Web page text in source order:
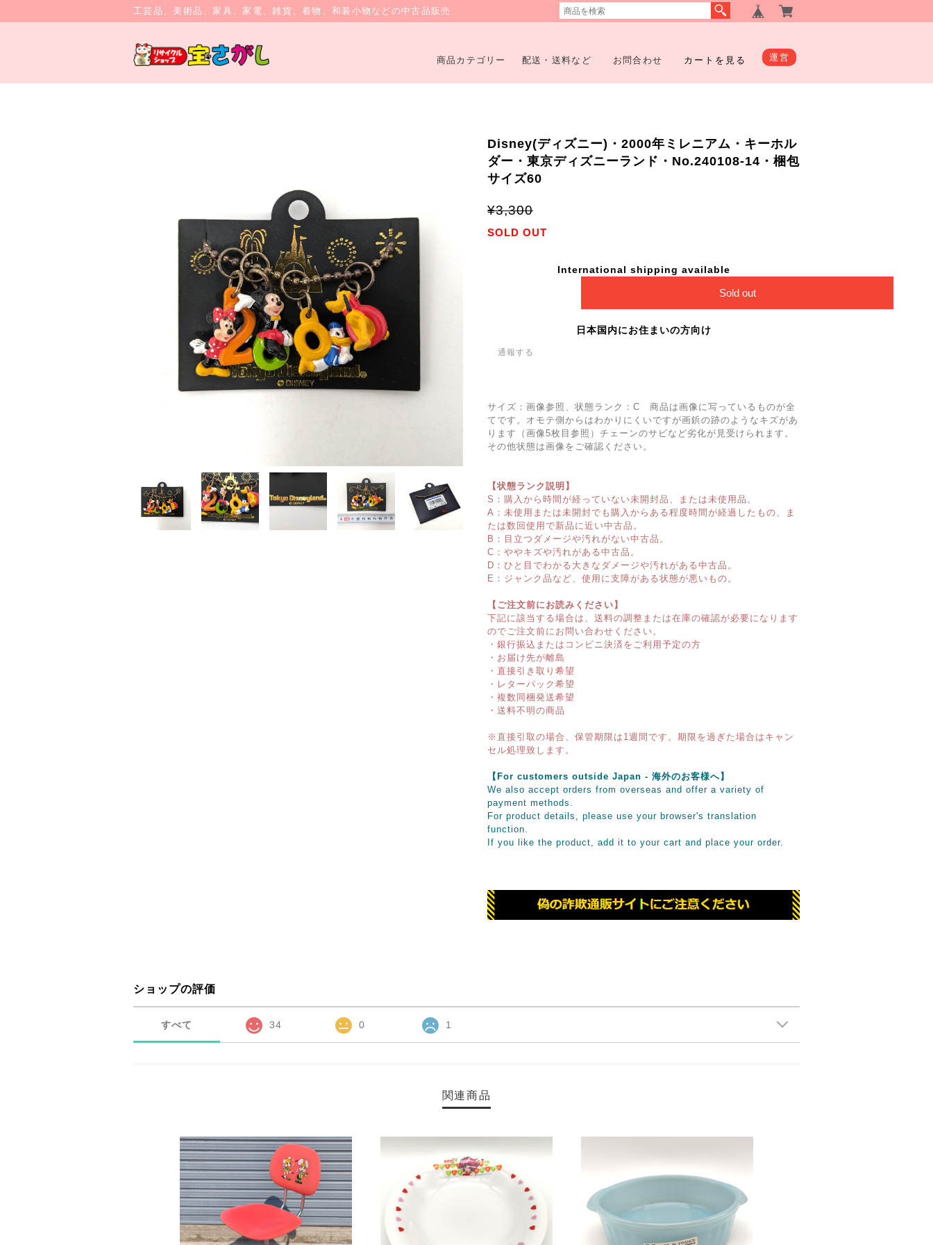
工芸品、美術品、家具、家電、雑貨、着物、和装小物などの中古品販売
商品カテゴリー 配送・送料など お問合わせ カートを見る 運営
Disney(ディズニー)・2000年ミレニアム・キーホル
ダー・東京ディズニーランド・No.240108-14・梱包
サイズ60
¥3,300
SOLD OUT
International shipping available
Sold out
日本国内にお住まいの方向け
通報する
サイズ：画像参照、状態ランク：C 商品は画像に写っているものが全
てです。オモテ側からはわかりにくいですが画鋲の跡のようなキズがあ
ります（画像5枚目参照）チェーンのサビなど劣化が見受けられます。
その他状態は画像をご確認ください。
【状態ランク説明】
S：購入から時間が経っていない未開封品、または未使用品。
A：未使用または未開封でも購入からある程度時間が経過したもの、ま
たは数回使用で新品に近い中古品。
B：目立つダメージや汚れがない中古品。
C：ややキズや汚れがある中古品。
D：ひと目でわかる大きなダメージや汚れがある中古品。
E：ジャンク品など、使用に支障がある状態が悪いもの。
【ご注文前にお読みください】
下記に該当する場合は、送料の調整または在庫の確認が必要になります
のでご注文前にお問い合わせください。
・銀行振込またはコンビニ決済をご利用予定の方
・お届け先が離島
・直接引き取り希望
・レターパック希望
・複数同梱発送希望
・送料不明の商品
※直接引取の場合、保管期限は1週間です。期限を過ぎた場合はキャン
セル処理致します。
【For customers outside Japan - 海外のお客様へ】
We also accept orders from overseas and offer a variety of
payment methods.
For product details, please use your browser's translation
function.
If you like the product, add it to your cart and place your order.
ショップの評価
すべて 34 0 1
関連商品